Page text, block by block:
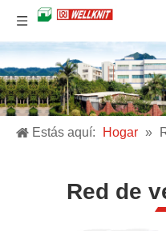
Estás aquí: Hogar »
Red de